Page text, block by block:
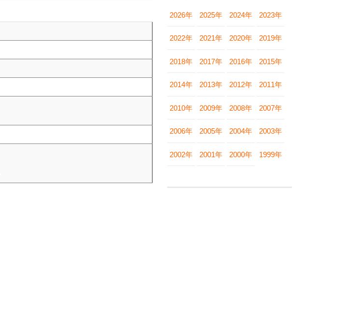
2026年 2025年 2024年 2023年
2022年 2021年 2020年 2019年
2018年 2017年 2016年 2015年
2014年 2013年 2012年 2011年
2010年 2009年 2008年 2007年
2006年 2005年 2004年 2003年
2002年 2001年 2000年 1999年